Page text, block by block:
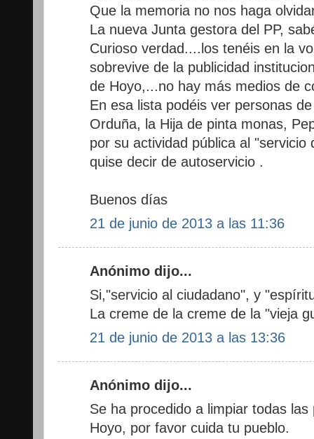
Que la memoria no nos haga
La nueva Junta gestora del PP,
Curioso verdad....los tenéis en la
sobrevive de la publicidad
de Hoyo,...no hay más medios de
En esa lista podéis ver personas
Orduña, la Hija de pinta monas,
por su actividad pública al "servicio
quise decir de autoservicio .
Buenos días
21 de junio de 2013 a las 11:36
Anónimo dijo...
Si,"servicio al ciudadano", y
La creme de la creme de la "vieja
21 de junio de 2013 a las 13:36
Anónimo dijo...
Se ha procedido a limpiar todas
Hoyo, por favor cuida tu pueblo.